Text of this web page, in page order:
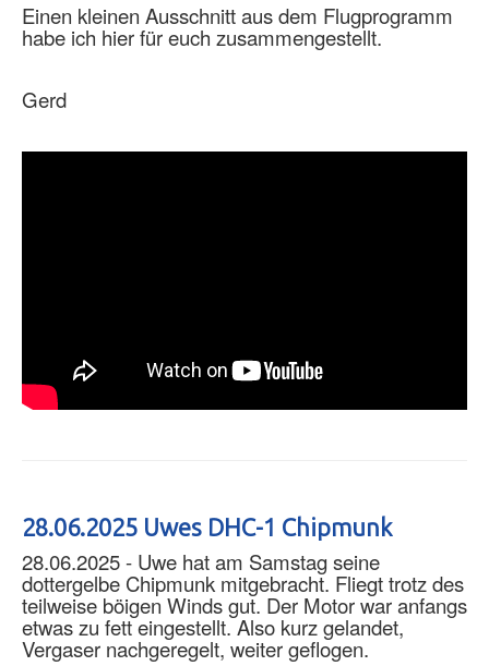
Einen kleinen Ausschnitt aus dem Flugprogramm
habe ich hier für euch zusammengestellt.
Gerd
28.06.2025 Uwes DHC-1 Chipmunk
28.06.2025 - Uwe hat am Samstag seine
dottergelbe Chipmunk mitgebracht. Fliegt trotz des
teilweise böigen Winds gut. Der Motor war anfangs
etwas zu fett eingestellt. Also kurz gelandet,
Vergaser nachgeregelt, weiter geflogen.